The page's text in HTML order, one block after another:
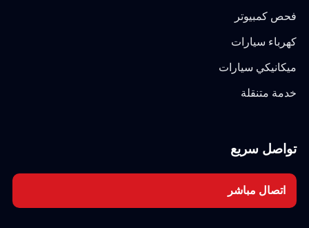
فحص كمبيوتر
كهرباء سيارات
ميكانيكي سيارات
خدمة متنقلة
تواصل سريع
اتصال مباشر